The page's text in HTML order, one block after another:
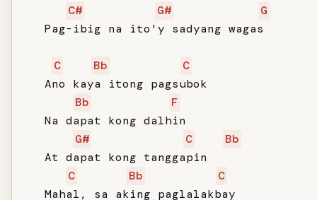
C#
G#
G
   Pag-ibig na ito'y sadyang wagas
C Bb
C
   Ano kaya itong pagsubok
Bb
F
   Na dapat kong dalhin
G#
C
Bb
   At dapat kong tanggapin
C
Bb
C
   Mahal, sa aking paglalakbay